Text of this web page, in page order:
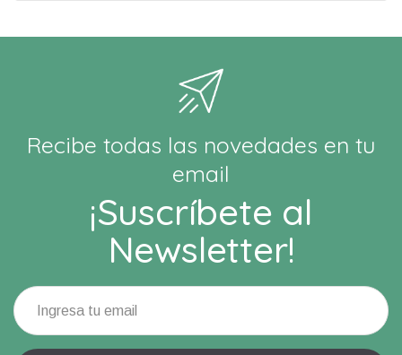
Recibe todas las novedades en tu
email
¡Suscríbete al
Newsletter!